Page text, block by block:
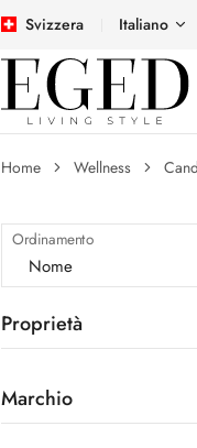
Svizzera Italiano
Home Wellness
Ordinamento
Proprietà
Marchio